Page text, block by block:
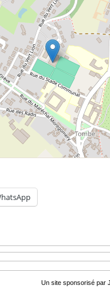
Un site sponsorisé par